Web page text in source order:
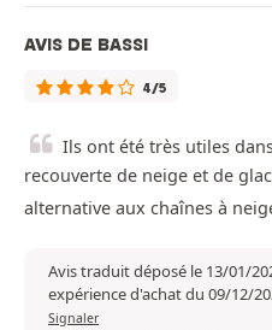
AVIS DE BASSI
4/5
Ils ont été très utiles
recouverte de neige et de
alternative aux chaînes à
Avis traduit déposé le 13/01/
expérience d'achat du 09/12/
Signaler